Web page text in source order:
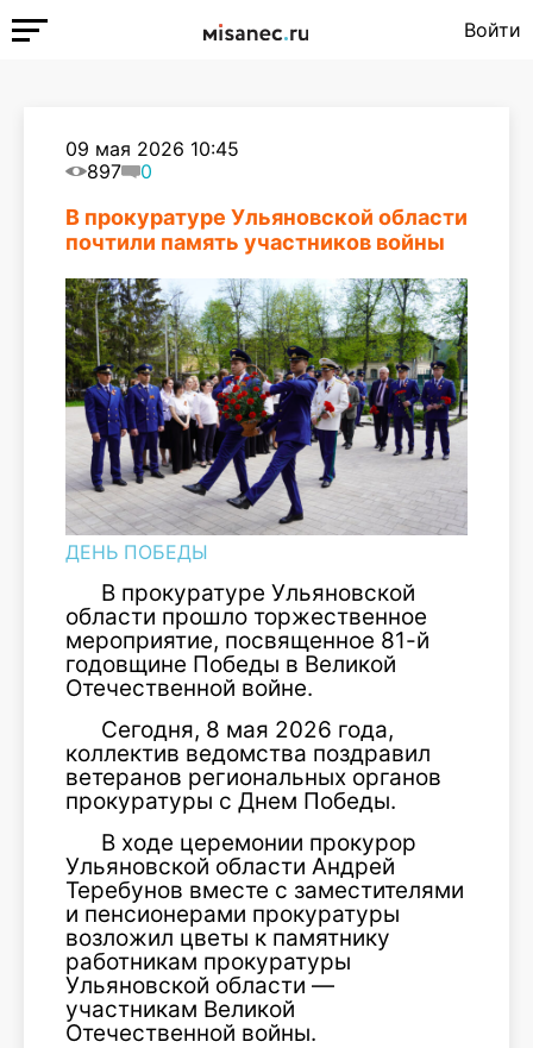
Войти
09 мая 2026 10:45
897
0
В прокуратуре Ульяновской области
почтили память участников войны
ДЕНЬ ПОБЕДЫ
В прокуратуре Ульяновской
области прошло торжественное
мероприятие, посвященное 81-й
годовщине Победы в Великой
Отечественной войне.
Сегодня, 8 мая 2026 года,
коллектив ведомства поздравил
ветеранов региональных органов
прокуратуры с Днем Победы.
В ходе церемонии прокурор
Ульяновской области Андрей
Теребунов вместе с заместителями
и пенсионерами прокуратуры
возложил цветы к памятнику
работникам прокуратуры
Ульяновской области —
участникам Великой
Отечественной войны.